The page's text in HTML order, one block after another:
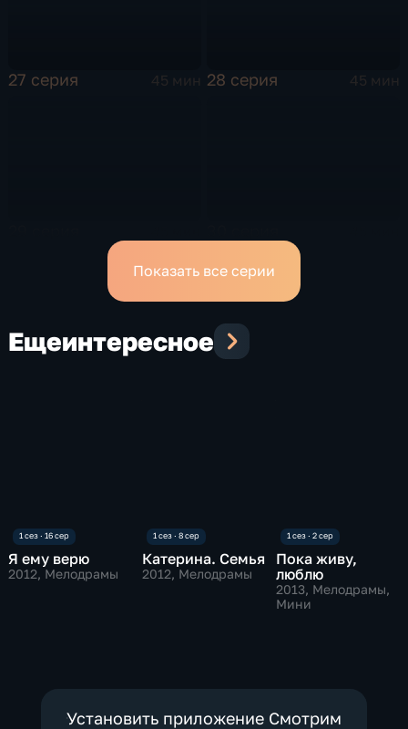
27 серия 45 мин 28 серия 45 мин
Показать все серии
Ещеинтересное
Я ему верю
2012, Мелодрамы
Катерина. Семья
2012, Мелодрамы
Пока живу,
люблю
2013, Мелодрамы,
Мини
Установить приложение Смотрим